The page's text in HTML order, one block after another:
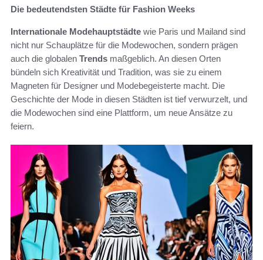
Die bedeutendsten Städte für Fashion Weeks
Internationale Modehauptstädte wie Paris und Mailand sind
nicht nur Schauplätze für die Modewochen, sondern prägen
auch die globalen Trends maßgeblich. An diesen Orten
bündeln sich Kreativität und Tradition, was sie zu einem
Magneten für Designer und Modebegeisterte macht. Die
Geschichte der Mode in diesen Städten ist tief verwurzelt, und
die Modewochen sind eine Plattform, um neue Ansätze zu
feiern.